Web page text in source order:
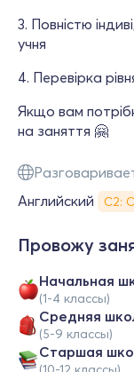
3. Повністю
учня
4. Перевірка
Якщо вам
на заняття 🤗
Английский С2:
Провожу
Начальная
(1-4 классы)
Средняя
(5-9 классы)
Cтаршая